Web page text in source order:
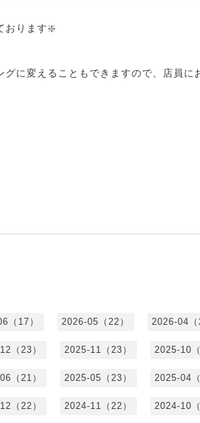
おります❇️
に変えることもできますので、店員に
（17） 2026-05（22） 2026-04（
（23） 2025-11（23） 2025-10（
（21） 2025-05（23） 2025-04（
（22） 2024-11（22） 2024-10（